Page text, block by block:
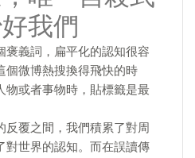
我們
褒義詞，扁平化的認知很容
個微博熱搜換得飛快的時
物或者事物時，貼標籤是最
反覆之間，我們積累了對周
對世界的認知。而在誤讀傳